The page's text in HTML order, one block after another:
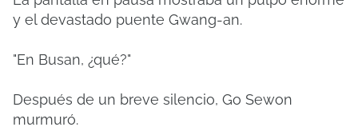
y el devastado puente Gwang-an.
"En Busan, ¿qué?"
Después de un breve silencio, Go Sewon
murmuró.